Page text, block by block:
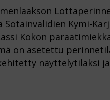
Sotainvalidien Kymi-
Kokon
on asetettu
näyttelytilaksi